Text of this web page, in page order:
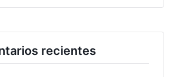
recientes